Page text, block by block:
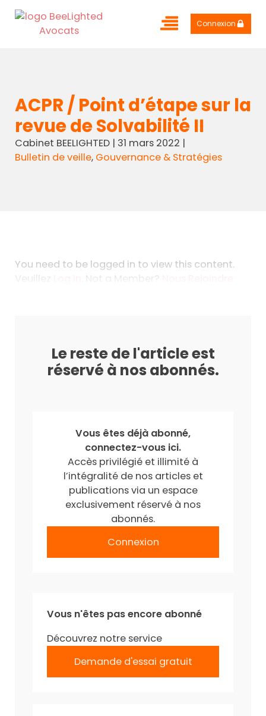
Connexion
ACPR / Point d’étape sur la
revue de Solvabilité II
Cabinet BEELIGHTED| 31 mars 2022 |
Bulletin de veille, Gouvernance & Stratégies
You need to be logged in to view this content.
Veuillez
. Not a Member?
Le reste de l'article est
réservé à nos abonnés.
Vous êtes déjà abonné,
connectez-vous ici.
Accès privilégié et illimité à
l’intégralité de nos articles et
publications via un espace
exclusivement réservé à nos
abonnés.
Connexion
Vous n'êtes pas encore abonné
Découvrez notre service
Demande d'essai gratuit